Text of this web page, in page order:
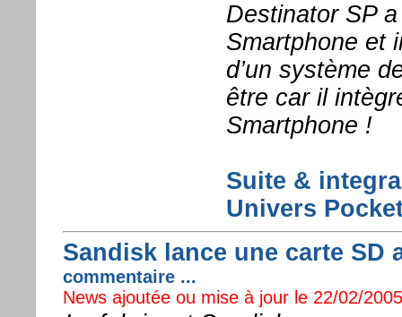
Destinator SP
Smartphone et
d’un système
être car il
Smartphone !
Suite &
Univers
Sandisk lance une carte SD
commentaire ...
News ajoutée ou mise à jour le 22/02/